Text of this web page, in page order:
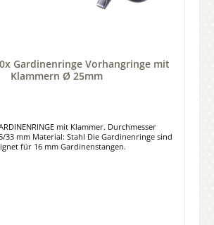
Gardinenringe Vorhangringe mit
Klammern Ø 25mm
mit Klammer. Durchmesser
33 mm Material: Stahl Die Gardinenringe sind
für 16 mm Gardinenstangen.